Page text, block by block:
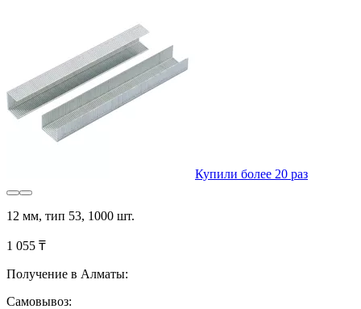
Купили более 20 раз
12 мм, тип 53, 1000 шт.
1 055 ₸
Получение в Алматы:
Самовывоз: